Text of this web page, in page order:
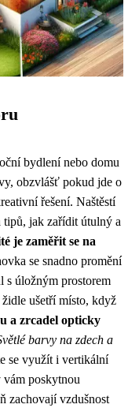
bydlení nebo domu
obzvlášť pokud jde o
řešení. Naštěstí
jak zařídit útulný a
je zaměřit se na
se snadno promění
s úložným prostorem
ušetří místo, když
a zrcadel opticky
barvy na zdech a
se využít i vertikální
vám poskytnou
zachovají vzdušnost